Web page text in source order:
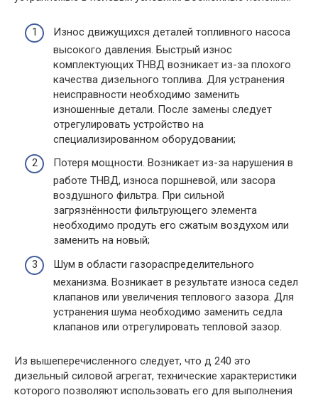
Износ движущихся деталей топливного насоса
высокого давления. Быстрый износ
комплектующих ТНВД возникает из-за плохого
качества дизельного топлива. Для устранения
неисправности необходимо заменить
изношенные детали. После замены следует
отрегулировать устройство на
специализированном оборудовании;
Потеря мощности. Возникает из-за нарушения в
работе ТНВД, износа поршневой, или засора
воздушного фильтра. При сильной
загрязнённости фильтрующего элемента
необходимо продуть его сжатым воздухом или
заменить на новый;
Шум в области газораспределительного
механизма. Возникает в результате износа седел
клапанов или увеличения теплового зазора. Для
устранения шума необходимо заменить седла
клапанов или отрегулировать тепловой зазор.
Из вышеперечисленного следует, что д 240 это
дизельный силовой агрегат, технические характеристики
которого позволяют использовать его для выполнения